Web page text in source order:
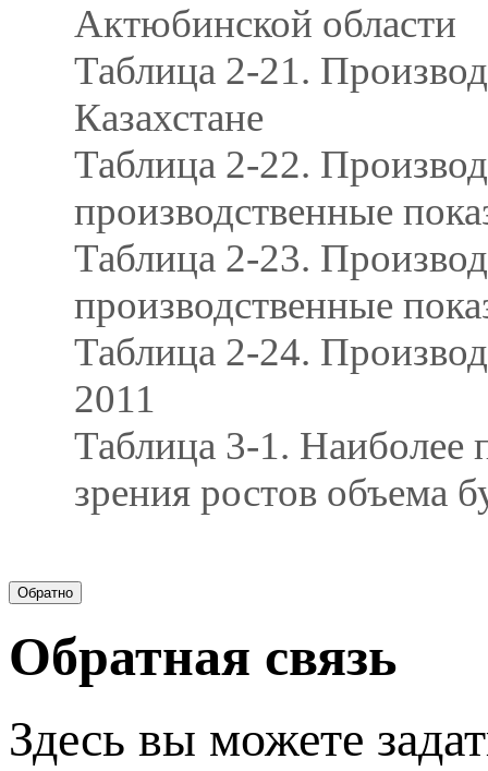
Актюбинской области
Таблица 2-21.
Казахстане
Таблица 2-22.
производственные
Таблица 2-23.
производственные
Таблица 2-24.
2011
Таблица 3-1. Наиболее
зрения ростов объема
Обратная связь
Здесь вы можете